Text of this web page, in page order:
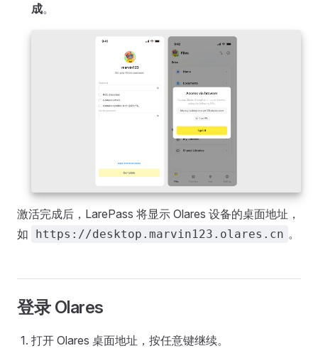
成。
激活完成后，LarePass 将显示 Olares 设备的桌面地址，
如
https://desktop.marvin123.olares.cn 。
登录 Olares
打开 Olares 桌面地址，按任意键继续。